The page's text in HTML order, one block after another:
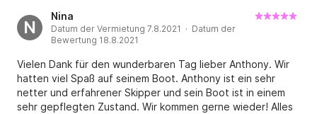
N
Nina
Datum der Vermietung 7.8.2021 · Datum der
Bewertung 18.8.2021
Vielen Dank für den wunderbaren Tag lieber Anthony. Wir
hatten viel Spaß auf seinem Boot. Anthony ist ein sehr
netter und erfahrener Skipper und sein Boot ist in einem
sehr gepflegten Zustand. Wir kommen gerne wieder! Alles